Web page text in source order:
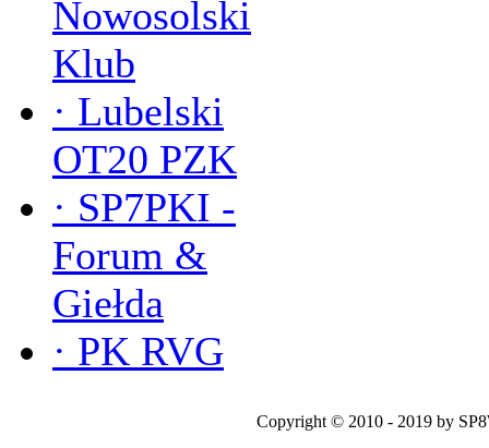
Nowosolski
Klub
· Lubelski
OT20 PZK
· SP7PKI -
Forum &
Giełda
· PK RVG
Copyright © 2010 - 2019 by